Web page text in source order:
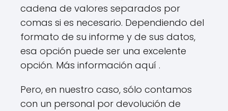
cadena de valores separados por
comas si es necesario. Dependiendo del
formato de su informe y de sus datos,
esa opción puede ser una excelente
opción. Más información aquí .
Pero, en nuestro caso, sólo contamos
con un personal por devolución de